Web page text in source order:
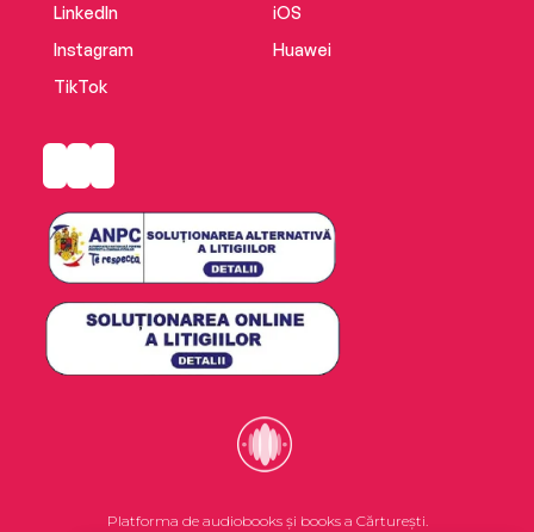
LinkedIn
Instagram
TikTok
iOS
Huawei
Platforma de audiobooks și books a Cărturești.